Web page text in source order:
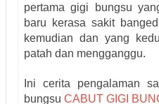
pertama gigi bungsu
baru kerasa sakit
kemudian dan yang
patah dan mengganggu.
Ini cerita pengalaman
bungsu CABUT GIGI